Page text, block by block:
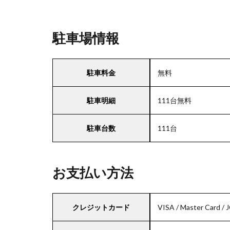
駐車場情報
駐車料金 無料
駐車明細 111台無料
駐車台数 111台
お支払い方法
クレジットカード VISA / Master Card /